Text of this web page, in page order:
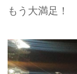
もう大満足！